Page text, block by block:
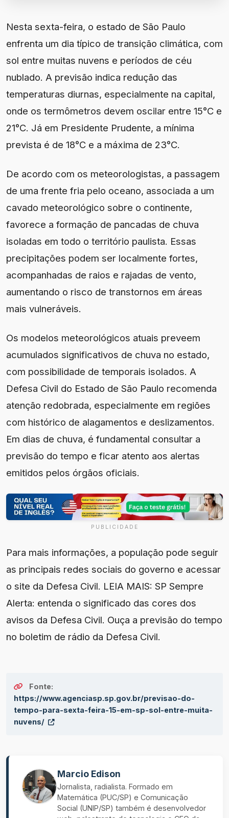
Nesta sexta-feira, o estado de São Paulo
enfrenta um dia típico de transição climática, com
sol entre muitas nuvens e períodos de céu
nublado. A previsão indica redução das
temperaturas diurnas, especialmente na capital,
onde os termômetros devem oscilar entre 15°C e
21°C. Já em Presidente Prudente, a mínima
prevista é de 18°C e a máxima de 23°C.
De acordo com os meteorologistas, a passagem
de uma frente fria pelo oceano, associada a um
cavado meteorológico sobre o continente,
favorece a formação de pancadas de chuva
isoladas em todo o território paulista. Essas
precipitações podem ser localmente fortes,
acompanhadas de raios e rajadas de vento,
aumentando o risco de transtornos em áreas
mais vulneráveis.
Os modelos meteorológicos atuais preveem
acumulados significativos de chuva no estado,
com possibilidade de temporais isolados. A
Defesa Civil do Estado de São Paulo recomenda
atenção redobrada, especialmente em regiões
com histórico de alagamentos e deslizamentos.
Em dias de chuva, é fundamental consultar a
previsão do tempo e ficar atento aos alertas
emitidos pelos órgãos oficiais.
PUBLICIDADE
Para mais informações, a população pode seguir
as principais redes sociais do governo e acessar
o site da Defesa Civil. LEIA MAIS: SP Sempre
Alerta: entenda o significado das cores dos
avisos da Defesa Civil. Ouça a previsão do tempo
no boletim de rádio da Defesa Civil.
Fonte:
https://www.agenciasp.sp.gov.br/previsao-do-
tempo-para-sexta-feira-15-em-sp-sol-entre-muita-
nuvens/
Marcio Edison
Jornalista, radialista. Formado em
Matemática (PUC/SP) e Comunicação
Social (UNIP/SP) também é desenvolvedor